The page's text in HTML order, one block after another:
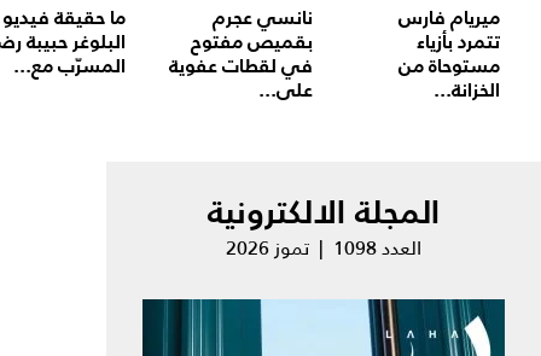
ميريام فارس
تتمرد بأزياء
مستوحاة من
الخزانة...
نانسي عجرم
بقميص مفتوح
في لقطات عفوية
على...
ما حقيقة فيديو
البلوغر حبيبة
المسرّب مع...
المجلة الالكترونية
العدد 1098 | تموز 2026